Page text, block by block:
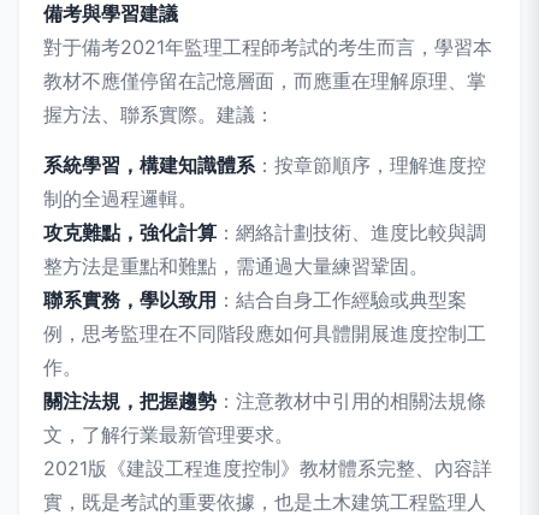
備考與學習建議
對于備考2021年監理工程師考試的考生而言，學習本
教材不應僅停留在記憶層面，而應重在理解原理、掌
握方法、聯系實際。建議：
系統學習，構建知識體系：按章節順序，理解進度控
制的全過程邏輯。
攻克難點，強化計算 ：網絡計劃技術、進度比較與調
整方法是重點和難點，需通過大量練習鞏固。
聯系實務，學以致用 ：結合自身工作經驗或典型案
例，思考監理在不同階段應如何具體開展進度控制工
作。
關注法規，把握趨勢 ：注意教材中引用的相關法規條
文，了解行業最新管理要求。
2021版《建設工程進度控制》教材體系完整、內容詳
實，既是考試的重要依據，也是土木建筑工程監理人